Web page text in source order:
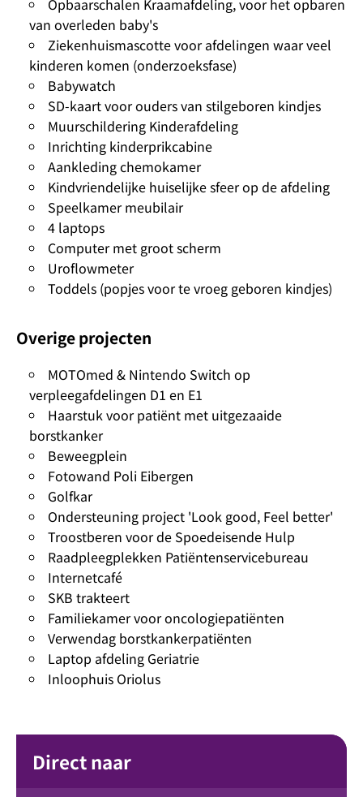
Opbaarschalen Kraamafdeling, voor het opbaren
van overleden baby's
Ziekenhuismascotte voor afdelingen waar veel
kinderen komen (onderzoeksfase)
Babywatch
SD-kaart voor ouders van stilgeboren kindjes
Muurschildering Kinderafdeling
Inrichting kinderprikcabine
Aankleding chemokamer
Kindvriendelijke huiselijke sfeer op de afdeling
Speelkamer meubilair
4 laptops
Computer met groot scherm
Uroflowmeter
Toddels (popjes voor te vroeg geboren kindjes)
Overige projecten
MOTOmed & Nintendo Switch op
verpleegafdelingen D1 en E1
Haarstuk voor patiënt met uitgezaaide
borstkanker
Beweegplein
Fotowand Poli Eibergen
Golfkar
Ondersteuning project 'Look good, Feel better'
Troostberen voor de Spoedeisende Hulp
Raadpleegplekken Patiëntenservicebureau
Internetcafé
SKB trakteert
Familiekamer voor oncologiepatiënten
Verwendag borstkankerpatiënten
Laptop afdeling Geriatrie
Inloophuis Oriolus
Direct naar